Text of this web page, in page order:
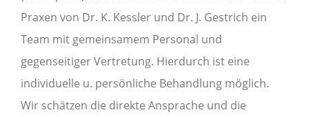
Praxen von Dr. K. Kessler und Dr. J. Gestrich ein
Team mit gemeinsamem Personal und
gegenseitiger Vertretung. Hierdurch ist eine
individuelle u. persönliche Behandlung möglich.
Wir schätzen die direkte Ansprache und die